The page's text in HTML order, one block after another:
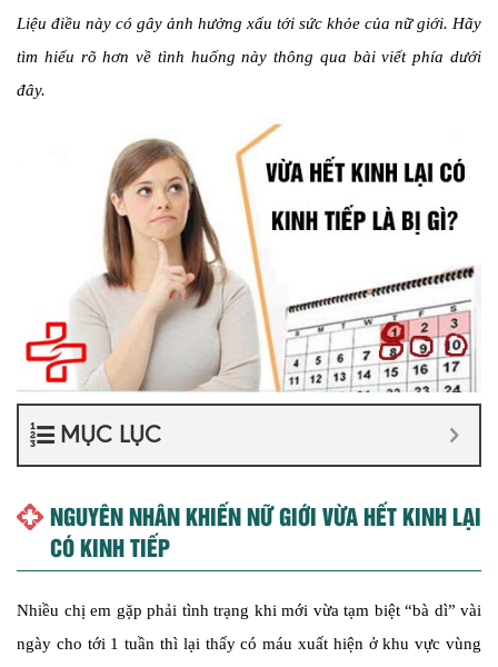
Liệu điều này có gây ảnh hưởng xấu tới sức khỏe của nữ giới. Hãy
tìm hiểu rõ hơn về tình huống này thông qua bài viết phía dưới
đây.
MỤC LỤC
NGUYÊN NHÂN KHIẾN NỮ GIỚI VỪA HẾT KINH LẠI
CÓ KINH TIẾP
Nhiều chị em gặp phải tình trạng khi mới vừa tạm biệt “bà dì” vài
ngày cho tới 1 tuần thì lại thấy có máu xuất hiện ở khu vực vùng